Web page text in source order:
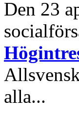
Den 23
alla...